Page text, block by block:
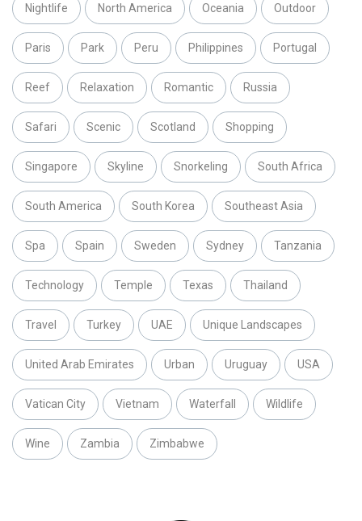
Nightlife North America Oceania Outdoor
Paris Park Peru Philippines Portugal
Reef Relaxation Romantic Russia
Safari Scenic Scotland Shopping
Singapore Skyline Snorkeling South Africa
South America South Korea Southeast Asia
Spa Spain Sweden Sydney Tanzania
Technology Temple Texas Thailand
Travel Turkey UAE Unique Landscapes
United Arab Emirates Urban Uruguay USA
Vatican City Vietnam Waterfall Wildlife
Wine Zambia Zimbabwe